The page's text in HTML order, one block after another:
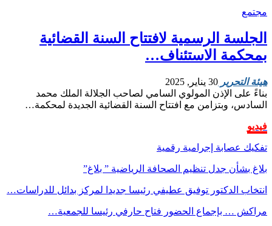
مجتمع
الجلسة الرسمية لافتتاح السنة القضائية
بمحكمة الاستئناف…
هيئة التحرير 30 يناير, 2025
بناءً على الإذن المولوي السامي لصاحب الجلالة الملك محمد
السادس، وبتزامن مع افتتاح السنة القضائية الجديدة لمحكمة…
فيديو
تفكيك عصابة إجرامية رقمية
بلاغ بشأن جدل تنظيم الصحافة الرياضية ” بلاغ”
انتخاب الدكتور توفيق عطيفي رئيسا جديدا لمركز بدائل للدراسات…
مراكش … بإجماع الحضور فتاح حارفي رئيسا للجمعية…